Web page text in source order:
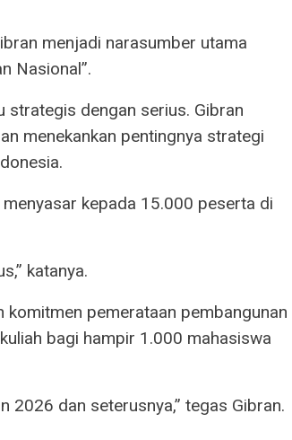
menjadi narasumber utama
Nasional”.
strategis dengan serius. Gibran
menekankan pentingnya strategi
kepada 15.000 peserta di
katanya.
komitmen pemerataan pembangunan
bagi hampir 1.000 mahasiswa
2026 dan seterusnya,” tegas Gibran.